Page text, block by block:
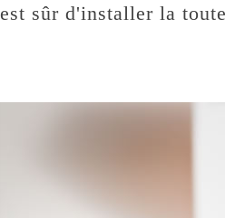
est sûr d'installer la